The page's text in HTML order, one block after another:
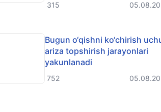
315
Bugun o‘qishni ko‘chirish
ariza topshirish jarayonlari
yakunlanadi
752